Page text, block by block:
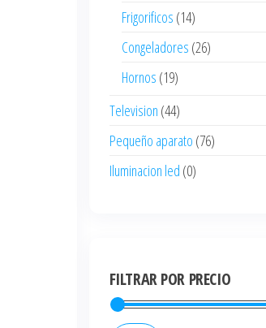
Frigorificos (14)
Congeladores (26)
Hornos (19)
Television (44)
Pequeño aparato (76)
Iluminacion led (0)
FILTRAR POR PRECIO